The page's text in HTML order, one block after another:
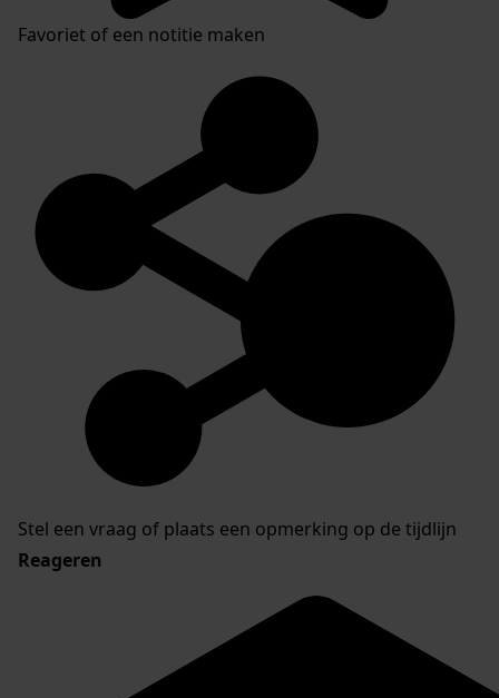
Favoriet of een notitie maken
Stel een vraag of plaats een opmerking op de tijdlijn
Reageren